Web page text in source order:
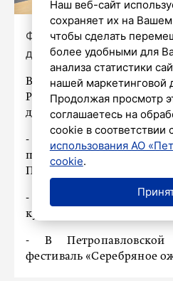
Фото: Александр Глуз /
дневник»
В эфире очередной
Рассказываем о самых
дня в удобном
- У Казанского собора
посвященная
Петербурга.
- В Петербурге
культуры.
- В Петропавловской
фестиваль «Серебряное
Наш веб-сайт
сохраняет их на
чтобы сделать
более удобными для
анализа статистики
нашей маркетинговой
Продолжая просмотр
соглашаетесь на
cookie в соответствии
использования АО
cookie.